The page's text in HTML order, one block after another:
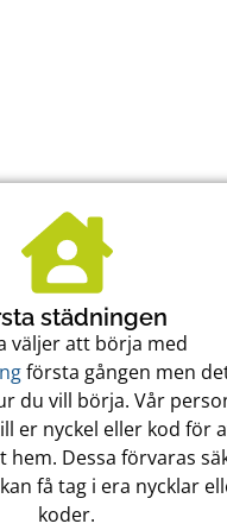
städningen
väljer att börja med
första gången men
du vill börja. Vår
er nyckel eller kod för
hem. Dessa förvaras
få tag i era nycklar
koder.